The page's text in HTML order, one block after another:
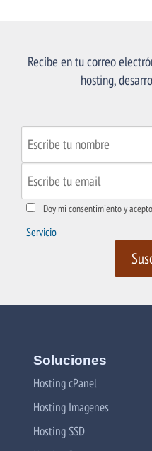
Recibe en tu correo
hosting,
Doy mi consentimiento y
Servicio
Soluciones
Hosting cPanel
Hosting Imagenes
Hosting SSD